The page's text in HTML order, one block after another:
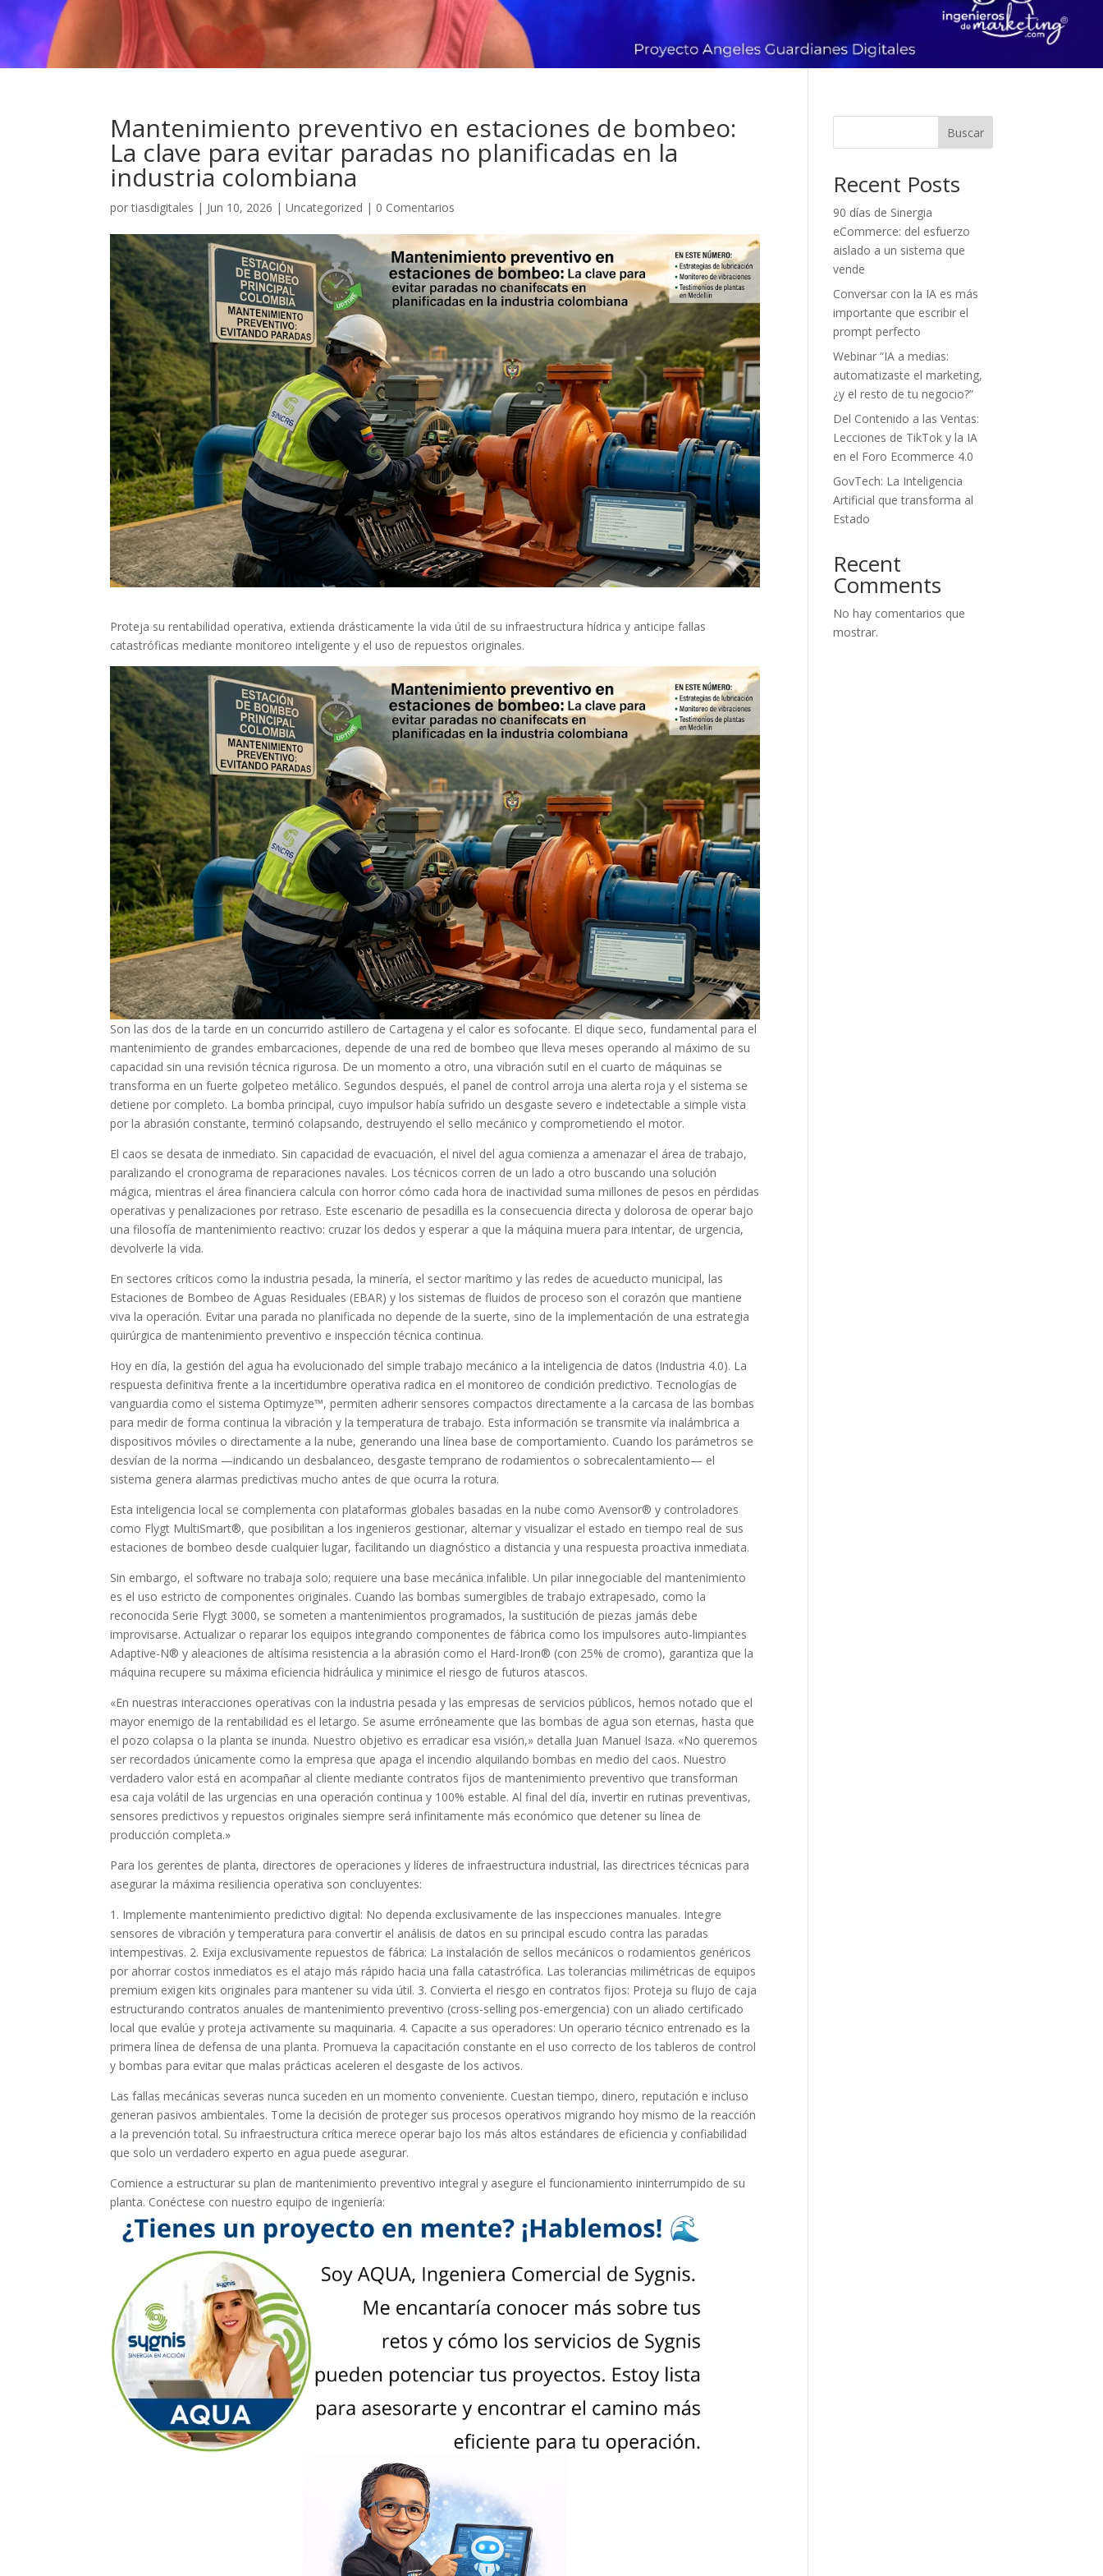
Mantenimiento preventivo en estaciones de bombeo:
La clave para evitar paradas no planificadas en la
industria colombiana
portiasdigitales | Jun 10, 2026 |Uncategorized | 0 Comentarios
Proteja su rentabilidad operativa, extienda drásticamente la vida útil de su infraestructura hídrica y anticipe fallas
catastróficas mediante monitoreo inteligente y el uso de repuestos originales.
Son las dos de la tarde en un concurrido astillero de Cartagena y el calor es sofocante. El dique seco, fundamental para el
mantenimiento de grandes embarcaciones, depende de una red de bombeo que lleva meses operando al máximo de su
capacidad sin una revisión técnica rigurosa. De un momento a otro, una vibración sutil en el cuarto de máquinas se
transforma en un fuerte golpeteo metálico. Segundos después, el panel de control arroja una alerta roja y el sistema se
detiene por completo. La bomba principal, cuyo impulsor había sufrido un desgaste severo e indetectable a simple vista
por la abrasión constante, terminó colapsando, destruyendo el sello mecánico y comprometiendo el motor.
El caos se desata de inmediato. Sin capacidad de evacuación, el nivel del agua comienza a amenazar el área de trabajo,
paralizando el cronograma de reparaciones navales. Los técnicos corren de un lado a otro buscando una solución
mágica, mientras el área financiera calcula con horror cómo cada hora de inactividad suma millones de pesos en pérdidas
operativas y penalizaciones por retraso. Este escenario de pesadilla es la consecuencia directa y dolorosa de operar bajo
una filosofía de mantenimiento reactivo: cruzar los dedos y esperar a que la máquina muera para intentar, de urgencia,
devolverle la vida.
En sectores críticos como la industria pesada, la minería, el sector marítimo y las redes de acueducto municipal, las
Estaciones de Bombeo de Aguas Residuales (EBAR) y los sistemas de fluidos de proceso son el corazón que mantiene
viva la operación. Evitar una parada no planificada no depende de la suerte, sino de la implementación de una estrategia
quirúrgica de mantenimiento preventivo e inspección técnica continua.
Hoy en día, la gestión del agua ha evolucionado del simple trabajo mecánico a la inteligencia de datos (Industria 4.0). La
respuesta definitiva frente a la incertidumbre operativa radica en el monitoreo de condición predictivo. Tecnologías de
vanguardia como el sistema Optimyze™, permiten adherir sensores compactos directamente a la carcasa de las bombas
para medir de forma continua la vibración y la temperatura de trabajo. Esta información se transmite vía inalámbrica a
dispositivos móviles o directamente a la nube, generando una línea base de comportamiento. Cuando los parámetros se
desvían de la norma —indicando un desbalanceo, desgaste temprano de rodamientos o sobrecalentamiento— el
sistema genera alarmas predictivas mucho antes de que ocurra la rotura.
Esta inteligencia local se complementa con plataformas globales basadas en la nube como Avensor® y controladores
como Flygt MultiSmart®, que posibilitan a los ingenieros gestionar, alternar y visualizar el estado en tiempo real de sus
estaciones de bombeo desde cualquier lugar, facilitando un diagnóstico a distancia y una respuesta proactiva inmediata.
Sin embargo, el software no trabaja solo; requiere una base mecánica infalible. Un pilar innegociable del mantenimiento
es el uso estricto de componentes originales. Cuando las bombas sumergibles de trabajo extrapesado, como la
reconocida Serie Flygt 3000, se someten a mantenimientos programados, la sustitución de piezas jamás debe
improvisarse. Actualizar o reparar los equipos integrando componentes de fábrica como los impulsores auto-limpiantes
Adaptive-N® y aleaciones de altísima resistencia a la abrasión como el Hard-Iron® (con 25% de cromo), garantiza que la
máquina recupere su máxima eficiencia hidráulica y minimice el riesgo de futuros atascos.
«En nuestras interacciones operativas con la industria pesada y las empresas de servicios públicos, hemos notado que el
mayor enemigo de la rentabilidad es el letargo. Se asume erróneamente que las bombas de agua son eternas, hasta que
el pozo colapsa o la planta se inunda. Nuestro objetivo es erradicar esa visión,» detalla Juan Manuel Isaza. «No queremos
ser recordados únicamente como la empresa que apaga el incendio alquilando bombas en medio del caos. Nuestro
verdadero valor está en acompañar al cliente mediante contratos fijos de mantenimiento preventivo que transforman
esa caja volátil de las urgencias en una operación continua y 100% estable. Al final del día, invertir en rutinas preventivas,
sensores predictivos y repuestos originales siempre será infinitamente más económico que detener su línea de
producción completa.»
Para los gerentes de planta, directores de operaciones y líderes de infraestructura industrial, las directrices técnicas para
asegurar la máxima resiliencia operativa son concluyentes:
1. Implemente mantenimiento predictivo digital: No dependa exclusivamente de las inspecciones manuales. Integre
sensores de vibración y temperatura para convertir el análisis de datos en su principal escudo contra las paradas
intempestivas. 2. Exija exclusivamente repuestos de fábrica: La instalación de sellos mecánicos o rodamientos genéricos
por ahorrar costos inmediatos es el atajo más rápido hacia una falla catastrófica. Las tolerancias milimétricas de equipos
premium exigen kits originales para mantener su vida útil. 3. Convierta el riesgo en contratos fijos: Proteja su flujo de caja
estructurando contratos anuales de mantenimiento preventivo (cross-selling pos-emergencia) con un aliado certificado
local que evalúe y proteja activamente su maquinaria. 4. Capacite a sus operadores: Un operario técnico entrenado es la
primera línea de defensa de una planta. Promueva la capacitación constante en el uso correcto de los tableros de control
y bombas para evitar que malas prácticas aceleren el desgaste de los activos.
Las fallas mecánicas severas nunca suceden en un momento conveniente. Cuestan tiempo, dinero, reputación e incluso
generan pasivos ambientales. Tome la decisión de proteger sus procesos operativos migrando hoy mismo de la reacción
a la prevención total. Su infraestructura crítica merece operar bajo los más altos estándares de eficiencia y confiabilidad
que solo un verdadero experto en agua puede asegurar.
Comience a estructurar su plan de mantenimiento preventivo integral y asegure el funcionamiento ininterrumpido de su
planta. Conéctese con nuestro equipo de ingeniería:
Buscar
Recent Posts
90 días de Sinergia
eCommerce: del esfuerzo
aislado a un sistema que
vende
Conversar con la IA es más
importante que escribir el
prompt perfecto
Webinar “IA a medias:
automatizaste el marketing,
¿y el resto de tu negocio?”
Del Contenido a las Ventas:
Lecciones de TikTok y la IA
en el Foro Ecommerce 4.0
GovTech: La Inteligencia
Artificial que transforma al
Estado
Recent
Comments
No hay comentarios que
mostrar.